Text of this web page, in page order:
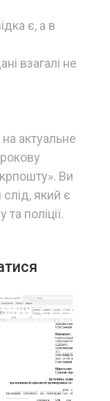
є, а в
взагалі не
актуальне
Ви
який є
поліції.